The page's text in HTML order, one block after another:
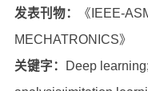
发表刊物：
《IEEE-
MECHATRONICS》
关键字：
Deep